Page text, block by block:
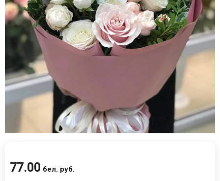
77.00 бел. руб.